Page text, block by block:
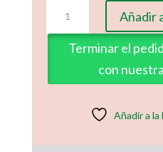
209-
66
cantidad
Añadir
Terminar el
con
Añadir a